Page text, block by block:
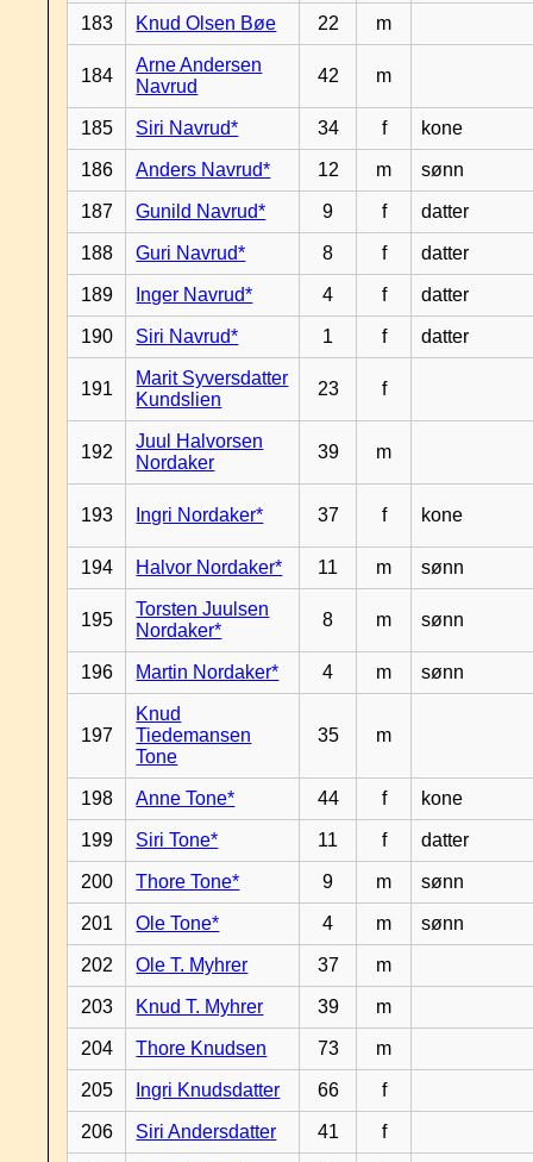
183 Knud Olsen Bøe 22 m
184
Arne Andersen
Navrud
42 m
185 Siri Navrud* 34 f kone
186 Anders Navrud* 12 m sønn
187 Gunild Navrud* 9 f datter
188 Guri Navrud* 8 f datter
189 Inger Navrud* 4 f datter
190 Siri Navrud* 1 f datter
191
Marit Syversdatter
Kundslien
23 f
192
Juul Halvorsen
Nordaker
39 m
193 Ingri Nordaker* 37 f kone
194 Halvor Nordaker* 11 m sønn
195
Torsten Juulsen
Nordaker*
8 m sønn
196 Martin Nordaker* 4 m sønn
197
Knud
Tiedemansen
Tone
35 m
198 Anne Tone* 44 f kone
199 Siri Tone* 11 f datter
200 Thore Tone* 9 m sønn
201 Ole Tone* 4 m sønn
202 Ole T. Myhrer 37 m
203 Knud T. Myhrer 39 m
204 Thore Knudsen 73 m
205 Ingri Knudsdatter 66 f
206 Siri Andersdatter 41 f